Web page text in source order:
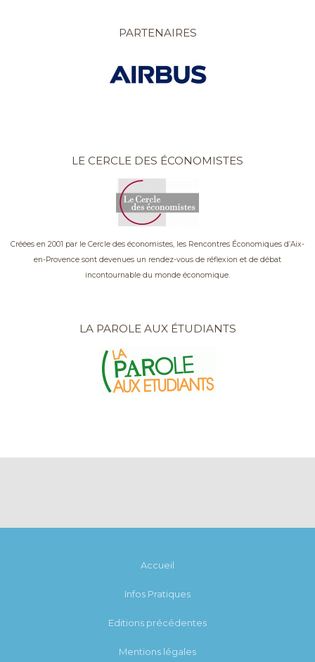
PARTENAIRES
LE CERCLE DES ÉCONOMISTES
Créées en 2001 par le Cercle des économistes, les Rencontres Économiques d’Aix-
en-Provence sont devenues un rendez-vous de réflexion et de débat
incontournable du monde économique.
LA PAROLE AUX ÉTUDIANTS
Accueil
Infos Pratiques
Editions précédentes
Mentions légales